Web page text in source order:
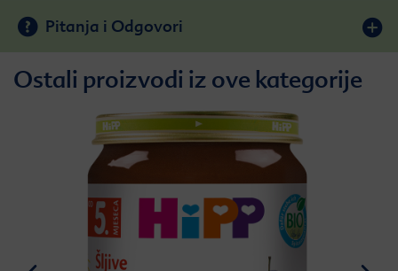
Pitanja i Odgovori
Ostali proizvodi iz ove kategorije